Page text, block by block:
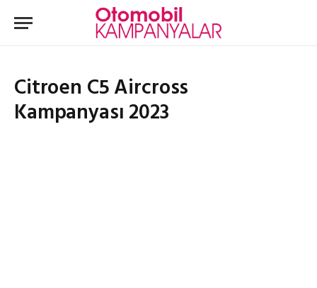
Citroen C5 Aircross
Kampanyası 2023